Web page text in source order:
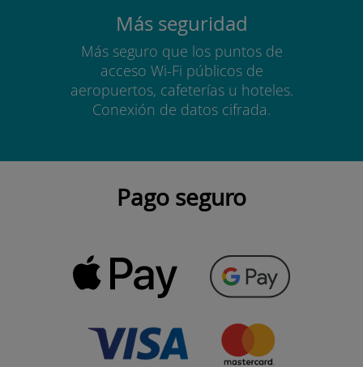
Más seguridad
Más seguro que los puntos de
acceso Wi-Fi públicos de
aeropuertos, cafeterías u hoteles.
Conexión de datos cifrada.
Pago seguro